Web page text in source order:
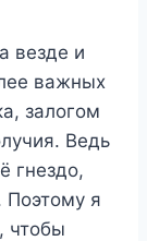
везде и
важных
залогом
Ведь
гнездо,
Поэтому я
чтобы